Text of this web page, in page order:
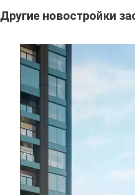
Другие новостройки